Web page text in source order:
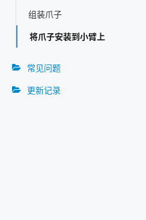
组装爪子
将爪子安装到小臂上
常见问题
更新记录